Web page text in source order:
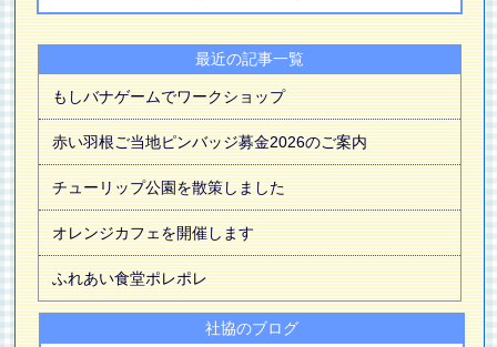
最近の記事一覧
もしバナゲームでワークショップ
赤い羽根ご当地ピンバッジ募金2026のご案内
チューリップ公園を散策しました
オレンジカフェを開催します
ふれあい食堂ポレポレ
社協のブログ